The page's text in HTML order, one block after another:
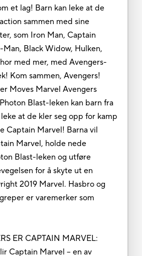
et lag! Barn kan leke at de
sammen med sine
som Iron Man, Captain
Black Widow, Hulken,
med mer, med Avengers-
Kom sammen, Avengers!
Moves Marvel Avengers
Blast-leken kan barn fra
at de kler seg opp for kamp
Captain Marvel! Barna vil
Marvel, holde nede
Blast-leken og utføre
for å skyte ut en
2019 Marvel. Hasbro og
er varemerker som
ER CAPTAIN MARVEL:
Captain Marvel – en av